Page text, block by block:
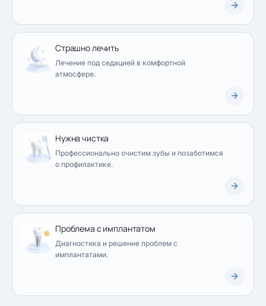
Страшно лечить
Лечение под седацией в комфортной
атмосфере.
Нужна чистка
Профессионально очистим зубы и позаботимся
о профилактике.
Проблема с имплантатом
Диагностика и решение проблем с
имплантатами.